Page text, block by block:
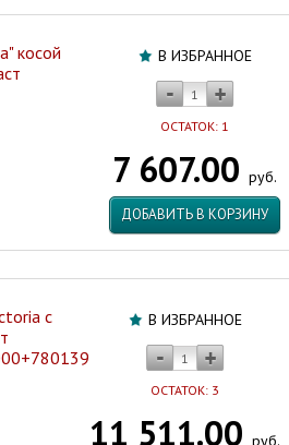
В ИЗБРАННОЕ
ОСТАТОК: 1
7 607.00 руб.
ДОБАВИТЬ В КОРЗИНУ
косой
В ИЗБРАННОЕ
ОСТАТОК: 3
11 511.00 руб.
с